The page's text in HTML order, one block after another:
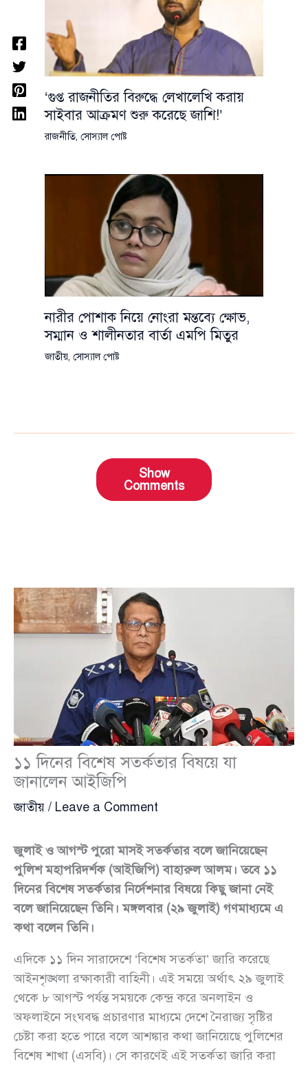
‘গুপ্ত রাজনীতির বিরুদ্ধে লেখালেখি করায়
সাইবার আক্রমণ শুরু করেছে জাশি!’
রাজনীতি, সোস্যাল পোষ্ট
নারীর পোশাক নিয়ে নোংরা মন্তব্যে ক্ষোভ,
সম্মান ও শালীনতার বার্তা এমপি মিতুর
জাতীয়, সোস্যাল পোষ্ট
Show
Comments
১১ দিনের বিশেষ সতর্কতার বিষয়ে যা
জানালেন আইজিপি
জাতীয় / Leave a Comment
জুলাই ও আগস্ট পুরো মাসই সতর্কতার বলে জানিয়েছেন
পুলিশ মহাপরিদর্শক (আইজিপি) বাহারুল আলম। তবে ১১
দিনের বিশেষ সতর্কতার নির্দেশনার বিষয়ে কিছু জানা নেই
বলে জানিয়েছেন তিনি। মঙ্গলবার (২৯ জুলাই) গণমাধ্যমে এ
কথা বলেন তিনি।
এদিকে ১১ দিন সারাদেশে ‘বিশেষ সতর্কতা’ জারি করেছে
আইনশৃঙ্খলা রক্ষাকারী বাহিনী। এই সময়ে অর্থাৎ ২৯ জুলাই
থেকে ৮ আগস্ট পর্যন্ত সময়কে কেন্দ্র করে অনলাইন ও
অফলাইনে সংঘবদ্ধ প্রচারণার মাধ্যমে দেশে নৈরাজ্য সৃষ্টির
চেষ্টা করা হতে পারে বলে আশঙ্কার কথা জানিয়েছে পুলিশের
বিশেষ শাখা (এসবি)। সে কারণেই এই সতর্কতা জারি করা